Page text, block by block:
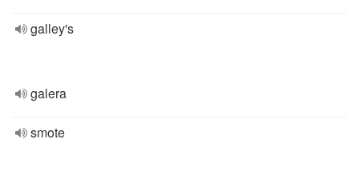
galley's
galera
smote